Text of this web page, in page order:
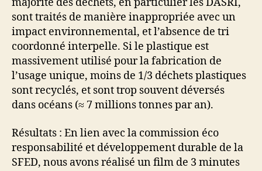
majorité des déchets, en particulier les DASRI,
sont traités de manière inappropriée avec un
impact environnemental, et l’absence de tri
coordonné interpelle. Si le plastique est
massivement utilisé pour la fabrication de
l’usage unique, moins de 1/3 déchets plastiques
sont recyclés, et sont trop souvent déversés
dans océans (≈ 7 millions tonnes par an).
Résultats : En lien avec la commission éco
responsabilité et développement durable de la
SFED, nous avons réalisé un film de 3 minutes